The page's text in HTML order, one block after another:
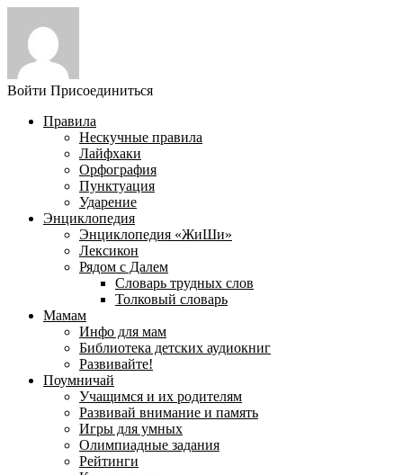
Войти Присоединиться
Правила
Нескучные правила
Лайфхаки
Орфография
Пунктуация
Ударение
Энциклопедия
Энциклопедия «ЖиШи»
Лексикон
Рядом с Далем
Словарь трудных слов
Толковый словарь
Мамам
Инфо для мам
Библиотека детских аудиокниг
Развивайте!
Поумничай
Учащимся и их родителям
Развивай внимание и память
Игры для умных
Олимпиадные задания
Рейтинги